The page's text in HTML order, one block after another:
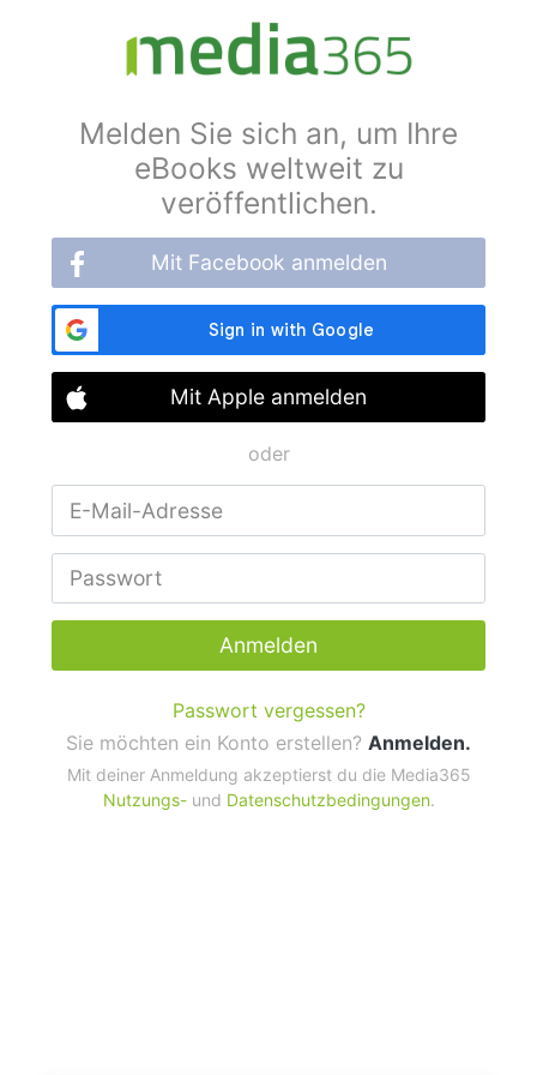
Melden Sie sich an, um Ihre
eBooks weltweit zu
veröffentlichen.
Mit Facebook anmelden
Mit Apple anmelden
oder
Anmelden
Passwort vergessen?
Sie möchten ein Konto erstellen? Anmelden.
Mit deiner Anmeldung akzeptierst du die Media365
Nutzungs-und Datenschutzbedingungen.